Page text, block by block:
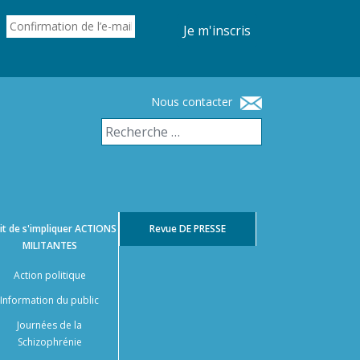
Je m'inscris
Nous contacter
de s'impliquerACTIONS
MILITANTES
Action politique
Information du public
Journées de la
Schizophrénie
RevueDE PRESSE